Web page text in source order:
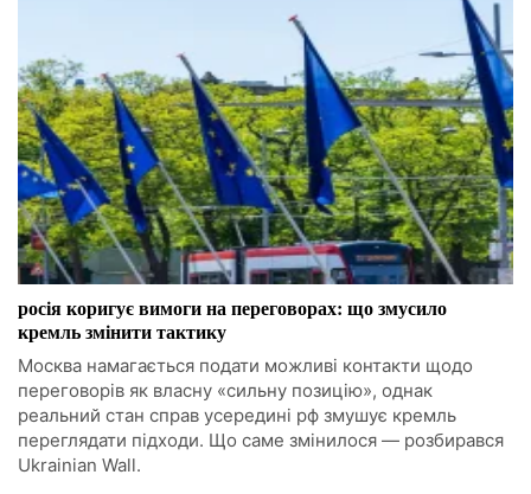
росія коригує вимоги на переговорах: що змусило
кремль змінити тактику
Москва намагається подати можливі контакти щодо
переговорів як власну «сильну позицію», однак
реальний стан справ усередині рф змушує кремль
переглядати підходи. Що саме змінилося — розбирався
Ukrainian Wall.